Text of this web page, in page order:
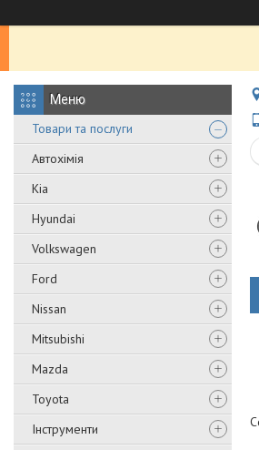
Товари та послуги
Автохімія
Kia
Hyundai
Volkswagen
Ford
Nissan
Mitsubishi
Mazda
Toyota
Інструменти